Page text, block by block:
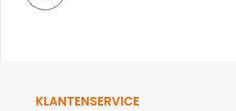
KLANTENSERVICE